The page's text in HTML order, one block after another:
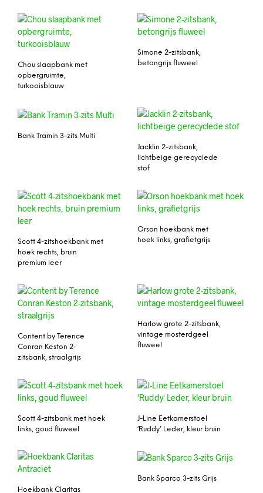
Chou slaapbank met
opbergruimte,
turkooisblauw
Simone 2-zitsbank,
betongrijs fluweel
Bank Tramin 3-zits Multi
Jacklin 2-zitsbank,
lichtbeige gerecyclede
stof
Scott 4-zitshoekbank met
hoek rechts, bruin
premium leer
Orson hoekbank met
hoek links, grafietgrijs
Content by Terence
Conran Keston 2-
zitsbank, straalgrijs
Harlow grote 2-zitsbank,
vintage mosterdgeel
fluweel
Scott 4-zitsbank met hoek
links, goud fluweel
J-Line Eetkamerstoel
‘Ruddy’ Leder, kleur bruin
Hoekbank Claritas
Bank Sparco 3-zits Grijs